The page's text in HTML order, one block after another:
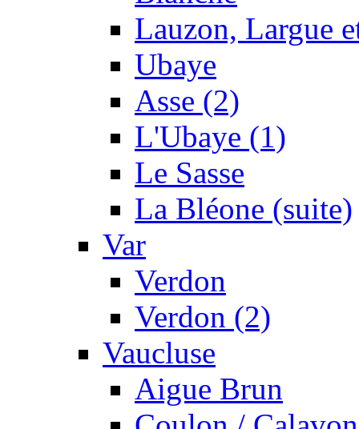
Lauzon, Largue
Ubaye
Asse (2)
L'Ubaye (1)
Le Sasse
La Bléone (suite)
Var
Verdon
Verdon (2)
Vaucluse
Aigue Brun